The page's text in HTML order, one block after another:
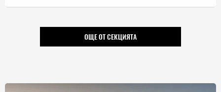
ОЩЕ ОТ СЕКЦИЯТА